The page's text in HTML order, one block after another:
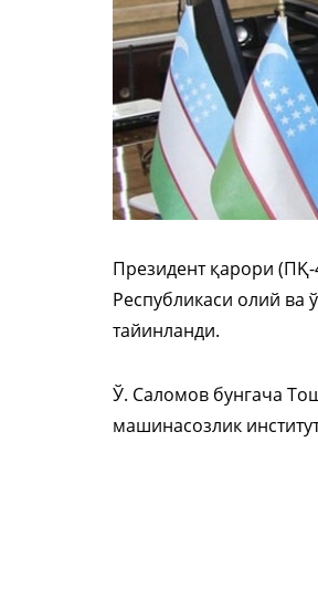
Президент қарори
Республикаси олий ва
тайинланди.
Ў. Саломов бунгача
машинасозлик